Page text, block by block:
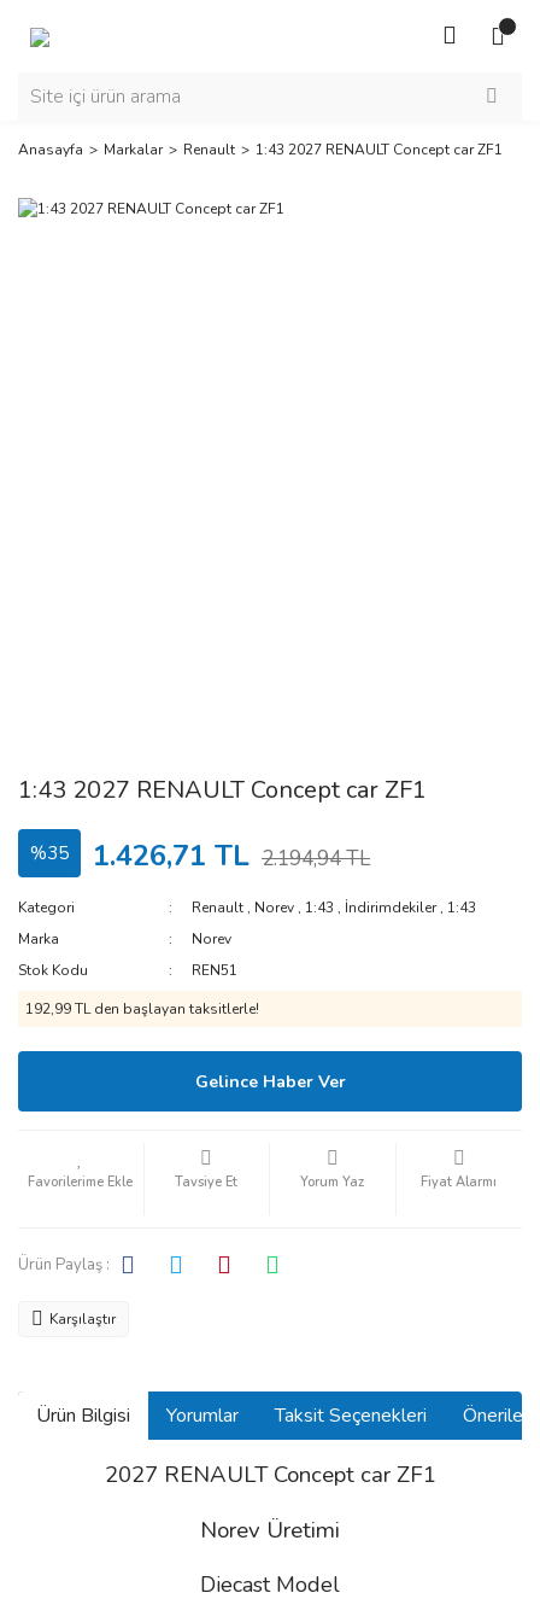
Anasayfa Markalar Renault 1:43 2027 RENAULT Concept car ZF1
1:43 2027 RENAULT Concept car ZF1
%35 1.426,71 TL 2.194,94 TL
Kategori Renault , Norev , 1:43 , İndirimdekiler, 1:43
Marka
Norev
Stok Kodu
REN51
192,99 TL den başlayan taksitlerle!
Gelince Haber Ver
Tavsiye Et Yorum Yaz Fiyat Alarmı
Ürün Paylaş :
Karşılaştır
Ürün Bilgisi Yorumlar Taksit Seçenekleri
2027 RENAULT Concept car ZF1
Norev Üretimi
Diecast Model